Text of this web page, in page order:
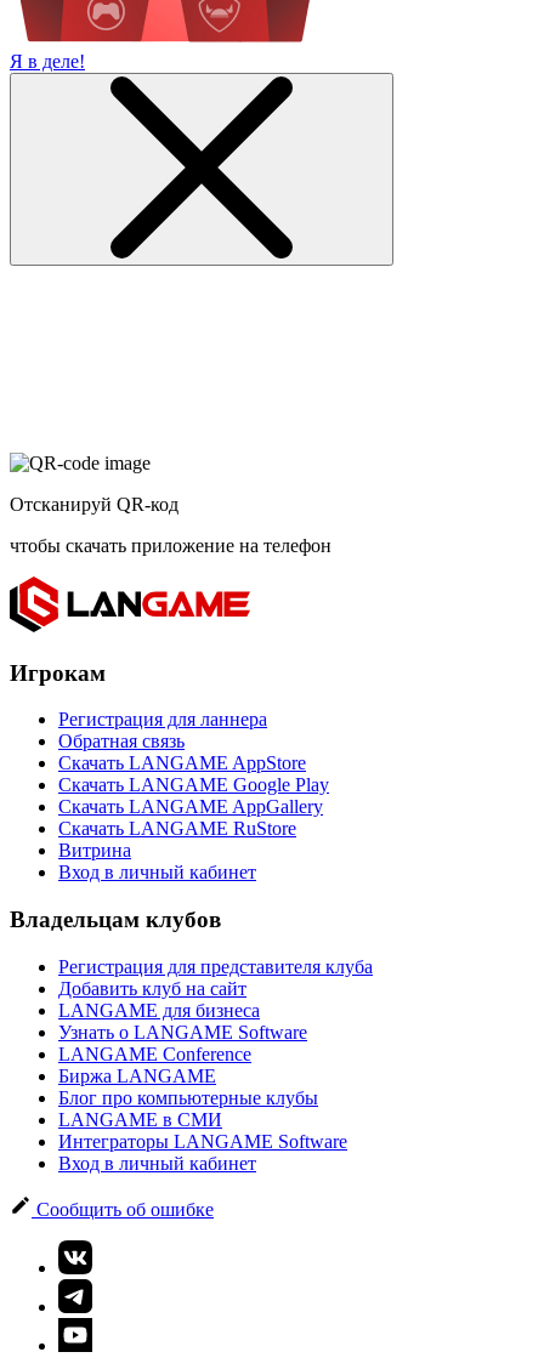
Я в деле!
Отсканируй QR-код
чтобы скачать приложение на телефон
Игрокам
Регистрация для ланнера
Обратная связь
Скачать LANGAME AppStore
Скачать LANGAME Google Play
Скачать LANGAME AppGallery
Скачать LANGAME RuStore
Витрина
Вход в личный кабинет
Владельцам клубов
Регистрация для представителя клуба
Добавить клуб на сайт
LANGAME для бизнеса
Узнать о LANGAME Software
LANGAME Conference
Биржа LANGAME
Блог про компьютерные клубы
LANGAME в СМИ
Интеграторы LANGAME Software
Вход в личный кабинет
Сообщить об ошибке